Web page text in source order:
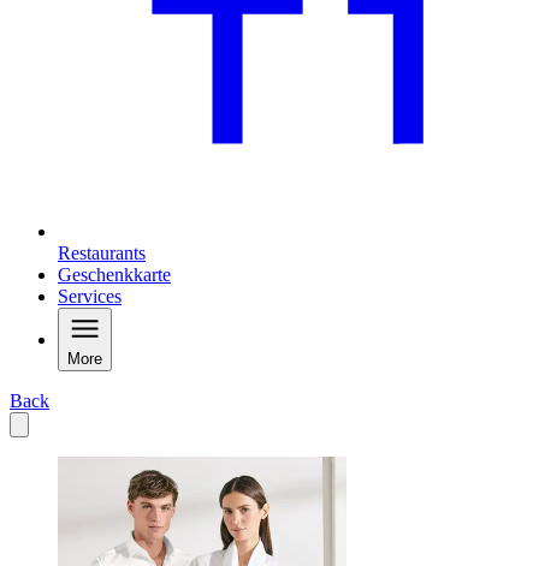
Restaurants
Geschenkkarte
Services
More
Back